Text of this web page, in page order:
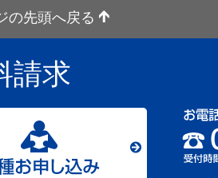
の先頭へ戻る
請求